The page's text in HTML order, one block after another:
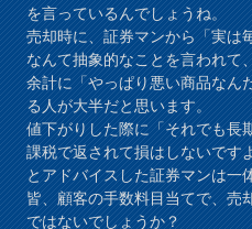
を言っているんでしょうね。
売却時に、証券マンから「実は
なんて抽象的なことを言われて
余計に「やっぱり悪い商品なん
る人が大半だと思います。
値下がりした際に「それでも長
課税で返されて損はしないです
とアドバイスした証券マンは一
皆、顧客の手数料目当てで、売
ではないでしょうか？